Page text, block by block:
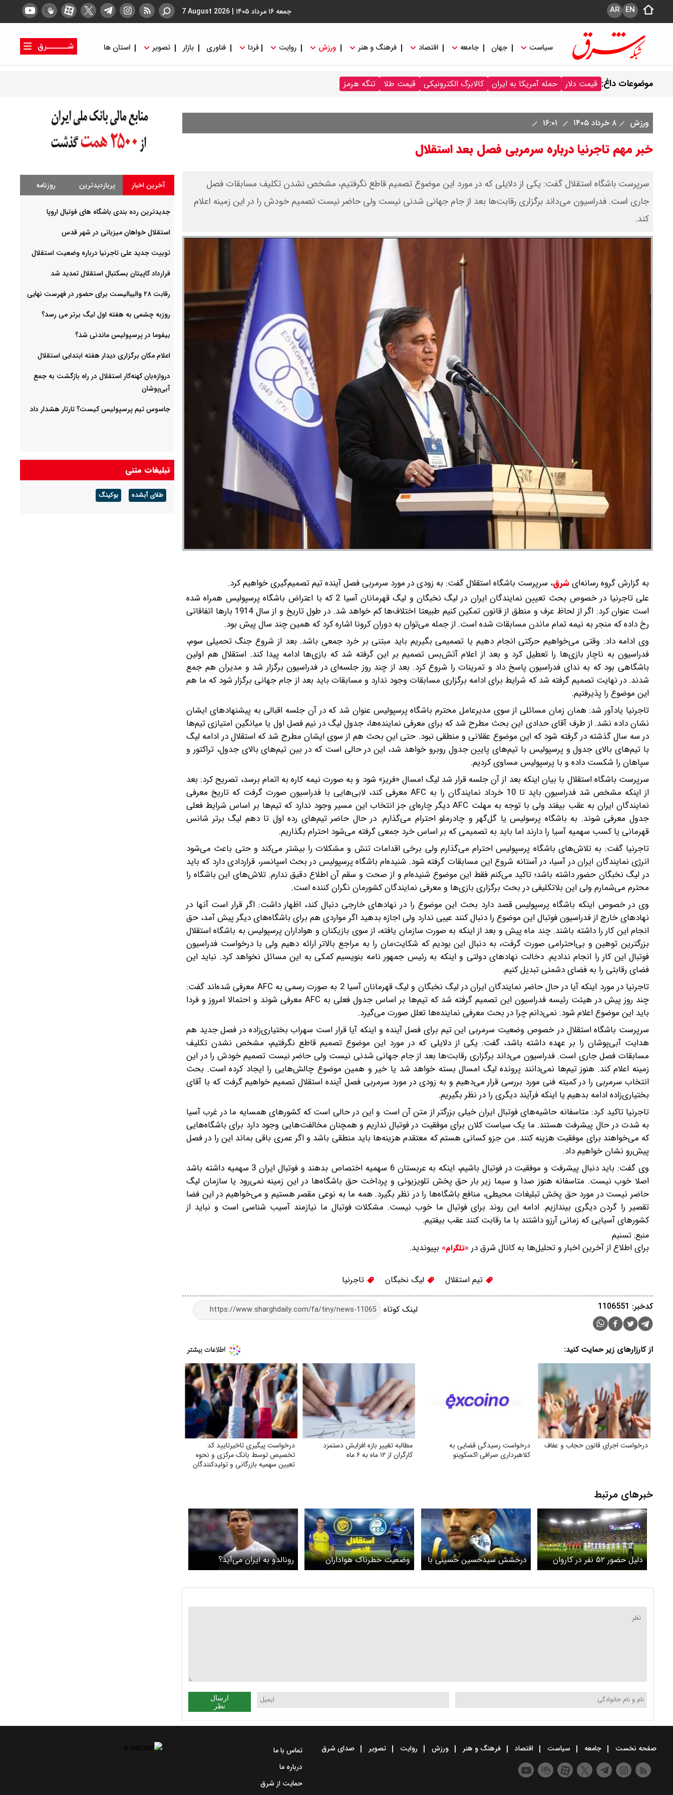
جمعه ۱۶ مرداد ۱۴۰۵ |
7 August 2026 EN
AR
سیاست جهان جامعه اقتصاد فرهنگ و هنر ورزش روایت فردا فناوری بازار تصویر استان ها
شــــــرق
موضوعات داغ: قیمت دلار حمله آمریکا به ایران کالابرگ الکترونیکی قیمت طلا تنگه هرمز
ورزش ۸ خرداد ۱۴۰۵
خبر مهم تاجرنیا درباره سرمربی فصل بعد استقلال
سرپرست باشگاه استقلال گفت: یکی از دلایلی که در مورد این موضوع تصمیم قاطع نگرفتیم، مشخص نشدن تکلیف مسابقات فصل
جاری است. فدراسیون می‌داند برگزاری رقابت‌ها بعد از جام جهانی شدنی نیست ولی حاضر نیست تصمیم خودش را در این زمینه اعلام
کند.
به گزارش گروه رسانه‌ایشرق، سرپرست باشگاه استقلال گفت: به زودی در مورد سرمربی فصل آینده تیم تصمیم‌گیری خواهیم کرد.
علی تاجرنیا در خصوص بحث تعیین نمایندگان ایران در لیگ نخبگان و لیگ قهرمانان آسیا 2 که با اعتراض باشگاه پرسپولیس همراه شده
است عنوان کرد: اگر از لحاظ عرف و منطق از قانون تمکین کنیم طبیعتا اختلاف‌ها کم خواهد شد. در طول تاریخ و از سال 1914 بارها اتفاقاتی
رخ داده که منجر به نیمه تمام ماندن مسابقات شده است. از جمله می‌توان به دوران کرونا اشاره کرد که همین چند سال پیش بود.
وی ادامه داد: وقتی می‌خواهیم حرکتی انجام دهیم یا تصمیمی بگیریم باید مبتنی بر خرد جمعی باشد. بعد از شروع جنگ تحمیلی سوم،
فدراسیون به ناچار بازی‌ها را تعطیل کرد و بعد از اعلام آتش‌بس تصمیم بر این گرفته شد که بازی‌ها ادامه پیدا کند. استقلال هم اولین
باشگاهی بود که به ندای فدراسیون پاسخ داد و تمرینات را شروع کرد. بعد از چند روز جلسه‌ای در فدراسیون برگزار شد و مدیران هم جمع
شدند. در نهایت تصمیم گرفته شد که شرایط برای ادامه برگزاری مسابقات وجود ندارد و مسابقات باید بعد از جام جهانی برگزار شود که ما هم
این موضوع را پذیرفتیم.
تاجرنیا یادآور شد: همان زمان مسائلی از سوی مدیرعامل محترم باشگاه پرسپولیس عنوان شد که در آن جلسه اقبالی به پیشنهادهای ایشان
نشان داده نشد. از طرف آقای حدادی این بحث مطرح شد که برای معرفی نماینده‌ها، جدول لیگ در نیم فصل اول یا میانگین امتیازی تیم‌ها
در سه سال گذشته در گرفته شود که این موضوع عقلانی و منطقی نبود. حتی این بحث هم از سوی ایشان مطرح شد که استقلال در ادامه لیگ
با تیم‌های بالای جدول و پرسپولیس با تیم‌های پایین جدول روبرو خواهد شد، این در حالی است که در بین تیم‌های بالای جدول، تراکتور و
سپاهان را شکست داده‌ و با پرسپولیس مساوی کردیم.
سرپرست باشگاه استقلال با بیان اینکه بعد از آن جلسه قرار شد لیگ امسال «فریز» شود و به صورت نیمه کاره به اتمام برسد، تصریح کرد: بعد
از اینکه مشخص شد فدراسیون باید تا 10 خرداد نمایندگان را به AFC معرفی کند، لابی‌هایی با فدراسیون صورت گرفت که تاریخ معرفی
نمایندگان ایران به عقب بیفتد ولی با توجه به مهلت AFC دیگر چاره‌ای جز انتخاب این مسیر وجود ندارد که تیم‌ها بر اساس شرایط فعلی
جدول معرفی شوند. به باشگاه پرسولیس یا گل‌گهر و چادرملو احترام می‌گذارم. در حال حاضر تیم‌های رده اول تا دهم لیگ برتر شانس
قهرمانی یا کسب سهمیه آسیا را دارند اما باید به تصمیمی که بر اساس خرد جمعی گرفته می‌شود احترام بگذاریم.
تاجرنیا گفت: به تلاش‌های باشگاه پرسپولیس احترام می‌گذارم ولی برخی اقدامات تنش و مشکلات را بیشتر می‌کند و حتی باعث می‌شود
انرژی نمایندگان ایران در آسیا، در آستانه شروع این مسابقات گرفته شود. شنیده‌ام باشگاه پرسپولیس در بحث اسپانسر، قراردادی دارد که باید
در لیگ نخبگان حضور داشته باشد؛ تاکید می‌کنم فقط این موضوع شنیده‌ام و از صحت و سقم آن اطلاع دقیق ندارم. تلاش‌های این باشگاه را
محترم می‌شمارم ولی این بلاتکلیفی در بحث برگزاری بازی‌ها و معرفی نمایندگان کشورمان نگران کننده است.
وی در خصوص اینکه باشگاه پرسپولیس قصد دارد بحث این موضوع را در نهادهای خارجی دنبال کند، اظهار داشت: اگر قرار است آنها در
نهادهای خارج از فدراسیون فوتبال این موضوع را دنبال کنند عیبی ندارد ولی اجازه بدهید اگر مواردی هم برای باشگاه‌های دیگر پیش آمد، حق
انجام این کار را داشته باشند. چند ماه پیش و بعد از اینکه به صورت سازمان یافته، از سوی بازیکنان و هواداران پرسپولیس به باشگاه استقلال
بزرگترین توهین و بی‌احترامی صورت گرفت، به دنبال این بودیم که شکایت‌مان را به مراجع بالاتر ارائه دهیم ولی با درخواست فدراسیون
فوتبال این کار را انجام ندادیم. دخالت نهادهای دولتی و اینکه به رئیس جمهور نامه بنویسیم کمکی به این مسائل نخواهد کرد. نباید این
فضای رقابتی را به فضای دشمنی تبدیل کنیم.
تاجرنیا در مورد اینکه آیا در حال حاضر نمایندگان ایران در لیگ نخبگان و لیگ قهرمانان آسیا 2 به صورت رسمی به AFC معرفی شده‌اند گفت:
چند روز پیش در هیئت رئیسه فدراسیون این تصمیم گرفته شد که تیم‌ها بر اساس جدول فعلی به AFC معرفی شوند و احتمالا امروز و فردا
باید این موضوع اعلام شود. نمی‌دانم چرا در بحث معرفی نماینده‌ها تعلل صورت می‌گیرد.
سرپرست باشگاه استقلال در خصوص وضعیت سرمربی این تیم برای فصل آینده و اینکه آیا قرار است سهراب بختیاری‌زاده در فصل جدید هم
هدایت آبی‌پوشان را بر عهده داشته باشد، گفت: یکی از دلایلی که در مورد این موضوع تصمیم قاطع نگرفتیم، مشخص نشدن تکلیف
مسابقات فصل جاری است. فدراسیون می‌داند برگزاری رقابت‌ها بعد از جام جهانی شدنی نیست ولی حاضر نیست تصمیم خودش را در این
زمینه اعلام کند. هنوز تیم‌ها نمی‌دانند پرونده لیگ امسال بسته خواهد شد یا خیر و همین موضوع چالش‌هایی را ایجاد کرده است. بحث
انتخاب سرمربی را در کمیته فنی مورد بررسی قرار می‌دهیم و به زودی در مورد سرمربی فصل آینده استقلال تصمیم خواهیم گرفت که با آقای
بختیاری‌زاده ادامه بدهیم یا اینکه فرآیند دیگری را در نظر بگیریم.
تاجرنیا تاکید کرد: متاسفانه حاشیه‌های فوتبال ایران خیلی بزرگتر از متن آن است و این در حالی است که کشورهای همسایه ما در غرب آسیا
به شدت در حال پیشرفت هستند. ما یک سیاست کلان برای موفقیت در فوتبال نداریم و همچنان مخالفت‌هایی وجود دارد برای باشگاه‌هایی
که می‌خواهند برای موفقیت هزینه کنند. من جزو کسانی هستم که معتقدم هزینه‌ها باید منطقی باشد و اگر عمری باقی بماند این را در فصل
پیش‌رو نشان خواهیم داد.
وی گفت: باید دنبال پیشرفت و موفقیت در فوتبال باشیم، اینکه به عربستان 6 سهمیه اختصاص بدهند و فوتبال ایران 3 سهمیه داشته باشد
اصلا خوب نیست. متاسفانه هنوز صدا و سیما زیر بار حق پخش تلویزیونی و پرداخت حق باشگاه‌ها در این زمینه نمی‌رود یا سازمان لیگ
حاضر نیست در مورد حق پخش تبلیغات محیطی، منافع باشگاه‌ها را در نظر بگیرد. همه ما به نوعی مقصر هستیم و می‌خواهیم در این فضا
تقصیر را گردن دیگری بیندازیم. ادامه این روند برای فوتبال ما خوب نیست. مشکلات فوتبال ما نیازمند آسیب شناسی است و نباید از
کشورهای آسیایی که زمانی آرزو داشتند با ما رقابت کنند عقب بیفتیم.
منبع: تسنیم
برای اطلاع از آخرین اخبار و تحلیل‌ها به کانال شرق در «تلگرام» بپیوندید.
تیم استقلال لیگ نخبگان تاجرنیا
لینک کوتاه کدخبر: 1106551
از کارزارهای زیر حمایت کنید:
درخواست اجرای قانون حجاب و عفاف
درخواست رسیدگی قضایی به
کلاهبرداری صرافی اکسکوینو
مطالبه تغییر بازه افزایش دستمزد
کارگران از ۱۲ ماه به ۶ ماه
درخواست پیگیری تاخیرتایید کد
تخصیص توسط بانک مرکزی و نحوه
تعیین سهمیه بازرگانی و تولیدکنندگان
خبرهای مرتبط
دلیل حضور ۵۲ نفر در کاروان
استقلال چیست؟
درخشش سیدحسین حسینی با
۳۹ سیو در صدر بهترین
وضعیت خطرناک هواداران
استقلال در طبقه دوم
رونالدو به ایران می‌آید؟
ارسال
نظر
آخرین اخبار پربازدیدترین روزنامه
جدیدترین رده بندی باشگاه های فوتبال اروپا
استقلال خواهان میزبانی در شهر قدس
توییت جدید علی تاجرنیا درباره وضعیت استقلال
قرارداد کاپیتان بسکتبال استقلال تمدید شد
رقابت ۲۸ والیبالیست برای حضور در فهرست نهایی
روزبه چشمی به هفته اول لیگ برتر می رسد؟
بیفوما در پرسپولیس ماندنی شد؟
اعلام مکان برگزاری دیدار هفته ابتدایی استقلال
دروازه‌بان کهنه‌کار استقلال در راه بازگشت به جمع
آبی‌پوشان
جاسوس تیم پرسپولیس کیست؟ تارتار هشدار داد
تبلیغات متنی
طلای آبشده بوکینگ
صفحه نخست جامعه سیاست اقتصاد فرهنگ و هنر ورزش روایت تصویر صدای شرق
تماس با ما
درباره ما
حمایت از شرق